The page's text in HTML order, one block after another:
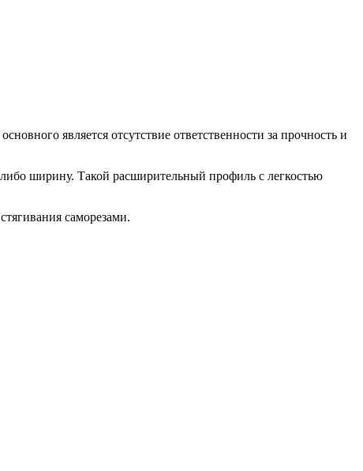
является отсутствие ответственности за прочность и
ширину. Такой расширительный профиль с легкостью
саморезами.